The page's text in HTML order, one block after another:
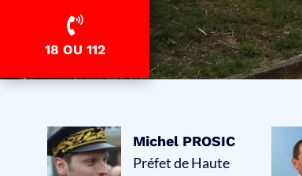
18 OU 112
Michel PROSIC
Préfet de Haute